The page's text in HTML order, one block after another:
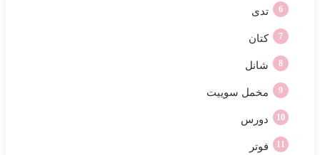
تدی
کتان
شانل
مخمل سوییت
دورس
فوتر